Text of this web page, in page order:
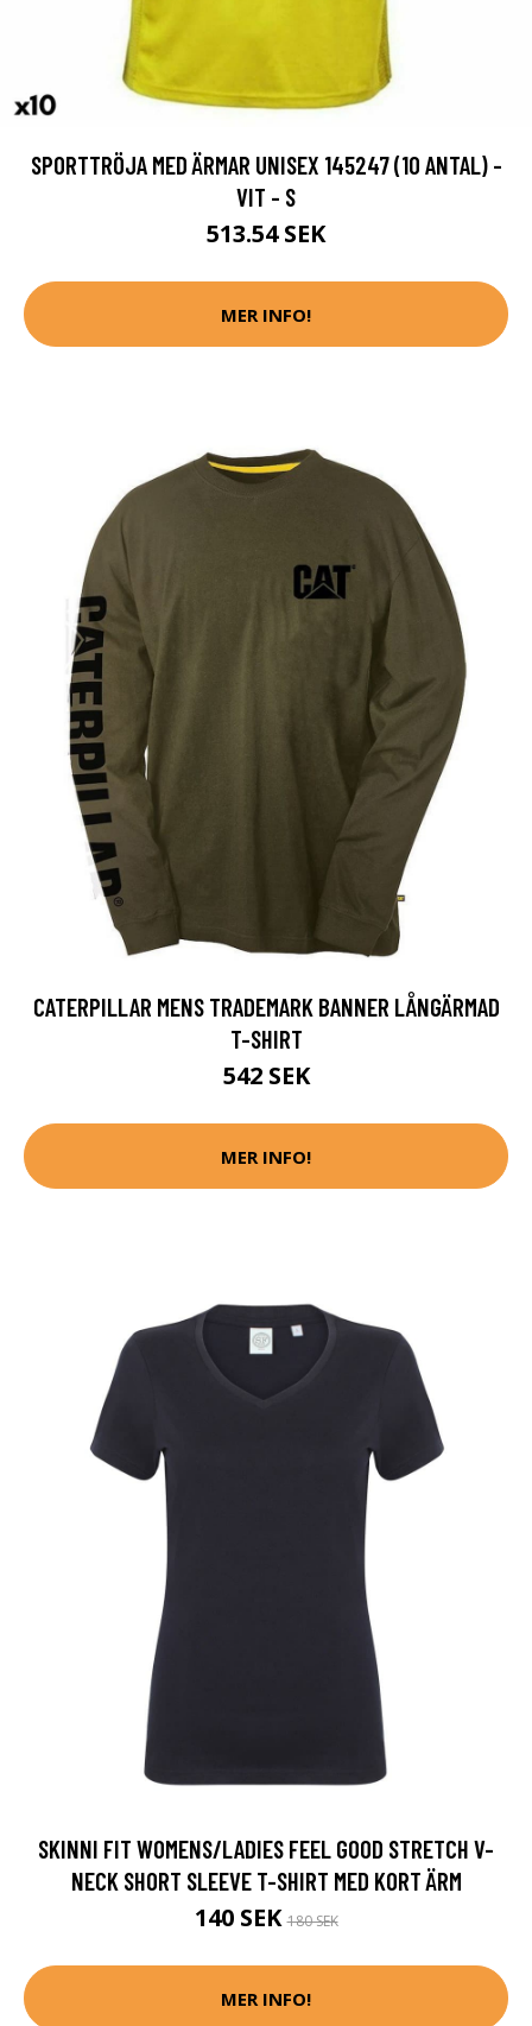
SPORTTRÖJA MED ÄRMAR UNISEX 145247 (10 ANTAL) -
VIT - S
513.54 SEK
MER INFO!
CATERPILLAR MENS TRADEMARK BANNER LÅNGÄRMAD
T-SHIRT
542 SEK
MER INFO!
SKINNI FIT WOMENS/LADIES FEEL GOOD STRETCH V-
NECK SHORT SLEEVE T-SHIRT MED KORT ÄRM
140 SEK180 SEK
MER INFO!